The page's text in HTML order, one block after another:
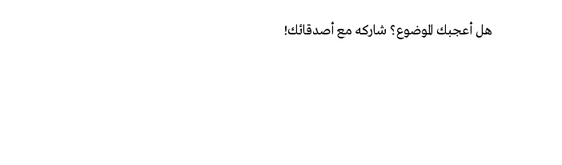
هل أعجبك الموضوع؟ شاركه مع أصدقائك!